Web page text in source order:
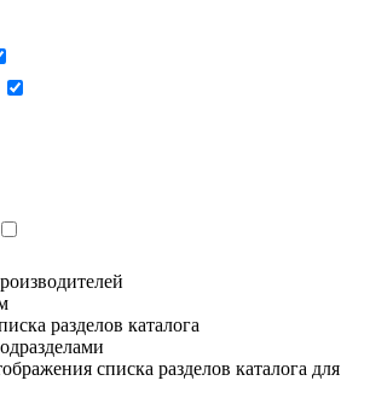
разделов каталога
списка разделов каталога для